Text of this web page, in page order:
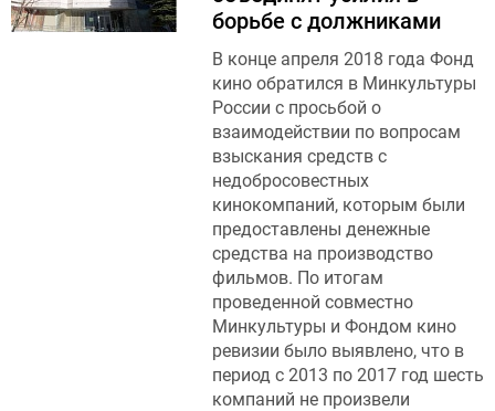
борьбе с должниками
В конце апреля 2018 года Фонд
кино обратился в Минкультуры
России с просьбой о
взаимодействии по вопросам
взыскания средств с
недобросовестных
кинокомпаний, которым были
предоставлены денежные
средства на производство
фильмов. По итогам
проведенной совместно
Минкультуры и Фондом кино
ревизии было выявлено, что в
период с 2013 по 2017 год шесть
компаний не произвели